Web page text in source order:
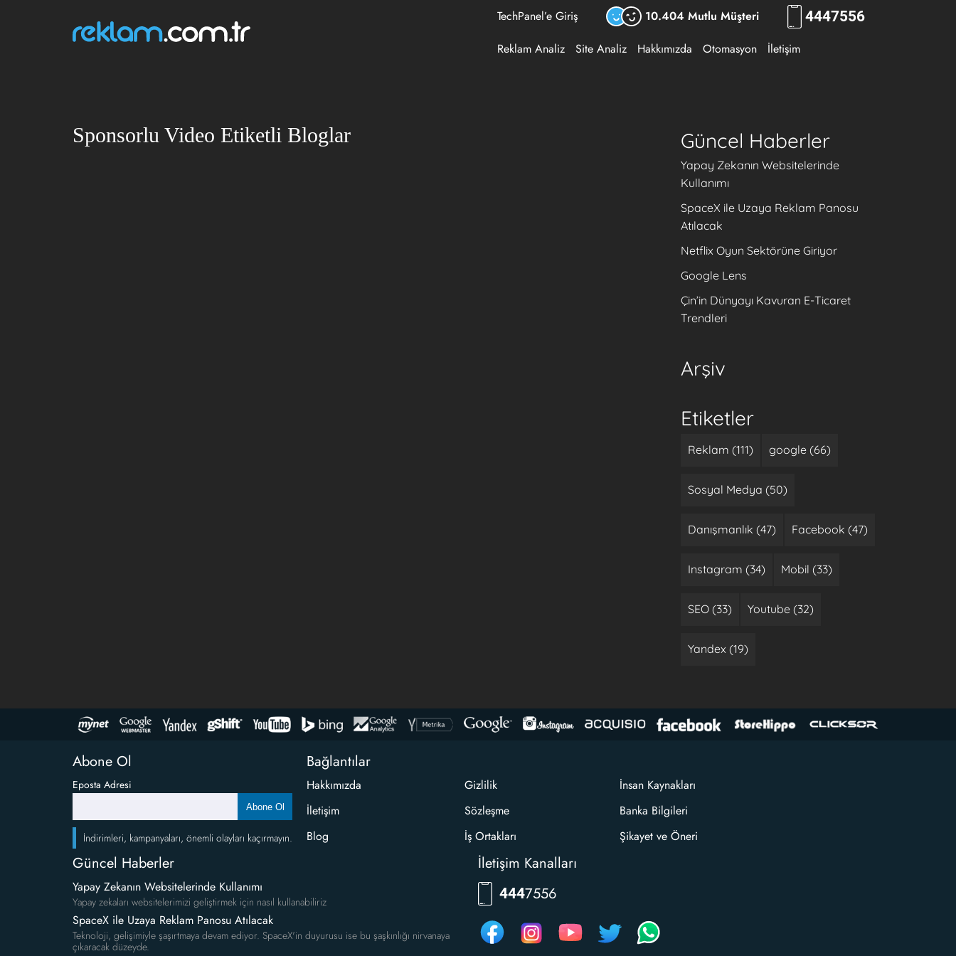
TechPanel’e Giriş 10.404 Mutlu Müşteri 444RKLM
Reklam Analiz Site Analiz Hakkımızda Otomasyon İletişim
Sponsorlu Video Etiketli Bloglar Güncel Haberler
Yapay Zekanın Websitelerinde
Kullanımı
SpaceX ile Uzaya Reklam Panosu
Atılacak
Netflix Oyun Sektörüne Giriyor
Google Lens
Çin’in Dünyayı Kavuran E-Ticaret
Trendleri
Arşiv
Etiketler
Reklam (111) google (66)
Sosyal Medya (50)
Danışmanlık (47) Facebook (47)
Instagram (34) Mobil (33)
SEO (33) Youtube (32)
Yandex (19)
Abone Ol
Eposta Adresi
Abone Ol
İndirimleri, kampanyaları, önemli olayları kaçırmayın.
Güncel Haberler
Yapay Zekanın Websitelerinde Kullanımı
Yapay zekaları websitelerimizi geliştirmek için nasıl kullanabiliriz
SpaceX ile Uzaya Reklam Panosu Atılacak
Teknoloji, gelişimiyle şaşırtmaya devam ediyor. SpaceX'in duyurusu ise bu şaşkınlığı nirvanaya
çıkaracak düzeyde.
Bağlantılar
Hakkımızda
İletişim
Blog
Gizlilik
Sözleşme
İş Ortakları
İnsan Kaynakları
Banka Bilgileri
Şikayet ve Öneri
İletişim Kanalları
444RKLM